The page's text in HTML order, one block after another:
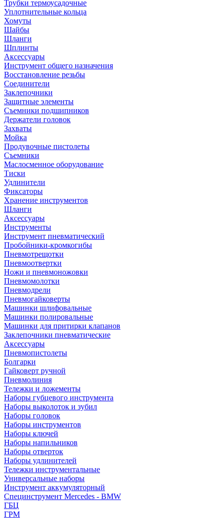
Трубки термоусадочные
Уплотнительные кольца
Хомуты
Шайбы
Шланги
Шплинты
Аксессуары
Инструмент общего назначения
Восстановление резьбы
Соединители
Заклепочники
Защитные элементы
Съемники подшипников
Держатели головок
Захваты
Мойка
Продувочные пистолеты
Съемники
Маслосменное оборудование
Тиски
Удлинители
Фиксаторы
Хранение инструментов
Шланги
Аксессуары
Инструменты
Инструмент пневматический
Пробойники-кромкогибы
Пневмотрещотки
Пневмоотвертки
Ножи и пневмоножовки
Пневмомолотки
Пневмодрели
Пневмогайковерты
Машинки шлифовальные
Машинки полировальные
Машинки для притирки клапанов
Заклепочники пневматические
Аксессуары
Пневмопистолеты
Болгарки
Гайковерт ручной
Пневмолиния
Тележки и ложементы
Наборы губцевого инструмента
Наборы выколоток и зубил
Наборы головок
Наборы инструментов
Наборы ключей
Наборы напильников
Наборы отверток
Наборы удлинителей
Тележки инструментальные
Универсальные наборы
Инструмент аккумуляторный
Специнструмент Mercedes - BMW
ГБЦ
ГРМ